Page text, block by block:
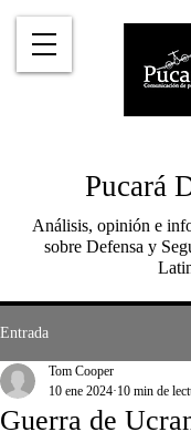
Pucará
Análisis, opinión e
sobre Defensa y
Entrada
Guerra de
Tom Cooper
10 ene 2024 10 min de